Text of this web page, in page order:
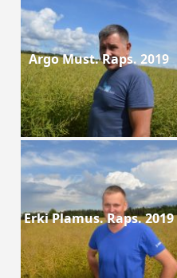
Argo Must. Raps. 2019
Erki Plamus. Raps. 2019